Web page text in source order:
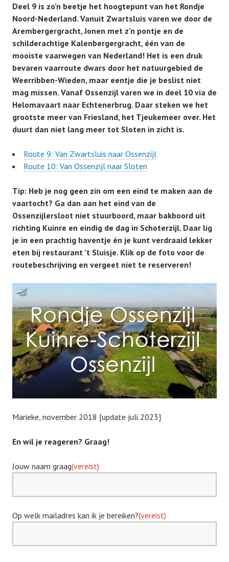
Deel 9 is zo’n beetje het hoogtepunt van het Rondje
Noord-Nederland. Vanuit Zwartsluis varen we door de
Arembergergracht, Jonen met z’n pontje en de
schilderachtige Kalenbergergracht, één van de
mooiste vaarwegen van Nederland! Het is een druk
bevaren vaarroute dwars door het natuurgebied de
Weerribben-Wieden, maar eentje die je beslist niet
mag missen. Vanaf Ossenzijl varen we in deel 10 via de
Helomavaart naar Echtenerbrug. Daar steken we het
grootste meer van Friesland, het Tjeukemeer over. Het
duurt dan niet lang meer tot Sloten in zicht is.
Route 9: Van Zwartsluis naar Ossenzijl
Route 10: Van Ossenzijl naar Sloten
Tip: Heb je nog geen zin om een eind te maken aan de
vaartocht? Ga dan aan het eind van de
Ossenzijlersloot niet stuurboord, maar bakboord uit
richting Kuinre en eindig de dag in Schoterzijl. Daar lig
je in een prachtig haventje én je kunt verdraaid lekker
eten bij restaurant ’t Sluisje. Klik op de foto voor de
routebeschrijving en vergeet niet te reserveren!
Marieke, november 2018 [update juli 2023]
En wil je reageren? Graag!
Jouw naam graag(vereist)
Op welk mailadres kan ik je bereiken?(vereist)